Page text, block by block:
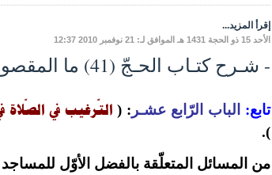
إقرأ المزيد...
الأحد 15 ذو الحجة 1431 هـ الموافق لـ: 21 نوفمبر 2010 12:37
- شـرح كتـاب الحـجّ (41) ما المقصود بالمسجد الحرام ؟
تابع: الباب الرّابع عشـر :
( التّرغيب في الصّلاة
).
من المسائل المتعلّقة بالفضل الأوّل للمساجد